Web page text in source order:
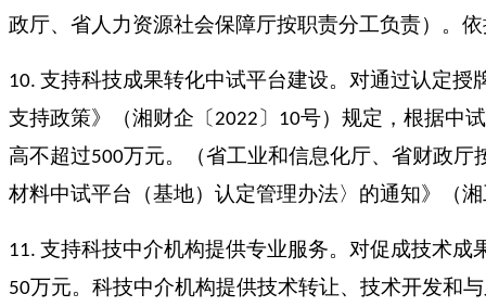
政厅、省人力资源社会保障厅按职责分工负责）。
10. 支持科技成果转化中试平台建设。对通过认定
支持政策》（湘财企〔2022〕 10号）规定，根据中
高不超过500万元。（省工业和信息化厅、省财政
材料中试平台（基地）认定管理办法〉的通知》（
11. 支持科技中介机构提供专业服务。对促成技术
50万元。科技中介机构提供技术转让、技术开发和